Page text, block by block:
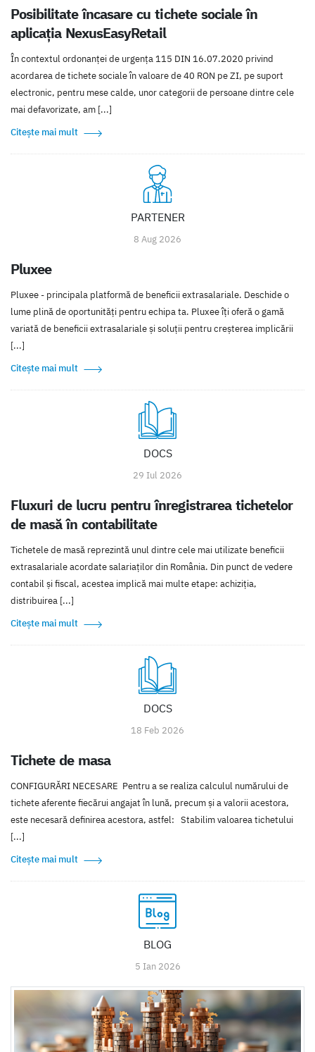
Posibilitate încasare cu tichete sociale în
aplicația NexusEasyRetail
În contextul ordonanței de urgența 115 DIN 16.07.2020 privind
acordarea de tichete sociale în valoare de 40 RON pe ZI, pe suport
electronic, pentru mese calde, unor categorii de persoane dintre cele
mai defavorizate, am [...]
Citește mai mult
PARTENER
8 Aug 2026
Pluxee
Pluxee - principala platformă de beneficii extrasalariale. Deschide o
lume plină de oportunități pentru echipa ta. Pluxee îți oferă o gamă
variată de beneficii extrasalariale și soluții pentru creșterea implicării
[...]
Citește mai mult
DOCS
29 Iul 2026
Fluxuri de lucru pentru înregistrarea tichetelor
de masă în contabilitate
Tichetele de masă reprezintă unul dintre cele mai utilizate beneficii
extrasalariale acordate salariaților din România. Din punct de vedere
contabil și fiscal, acestea implică mai multe etape: achiziția,
distribuirea [...]
Citește mai mult
DOCS
18 Feb 2026
Tichete de masa
CONFIGURĂRI NECESARE Pentru a se realiza calculul numărului de
tichete aferente fiecărui angajat în lună, precum și a valorii acestora,
este necesară definirea acestora, astfel: Stabilim valoarea tichetului
[...]
Citește mai mult
BLOG
5 Ian 2026